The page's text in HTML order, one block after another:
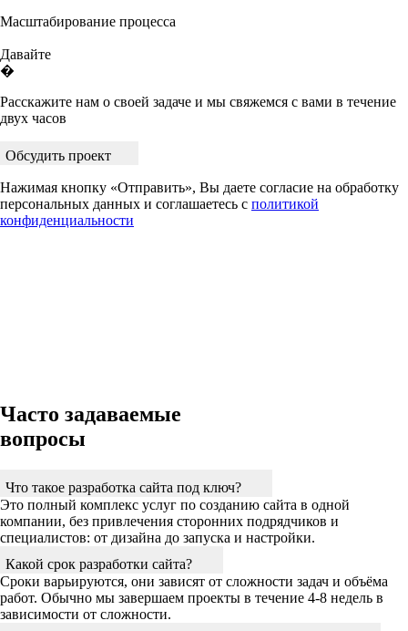
Масштабирование процесса
Давайте
�
Расскажите нам о своей задаче и мы свяжемся с вами в течение
двух часов
Обсудить проект
Нажимая кнопку «Отправить», Вы даете согласие на обработку
персональных данных и соглашаетесь с политикой
конфиденциальности
Часто задаваемые
вопросы
Что такое разработка сайта под ключ?
Это полный комплекс услуг по созданию сайта в одной
компании, без привлечения сторонних подрядчиков и
специалистов: от дизайна до запуска и настройки.
Какой срок разработки сайта?
Сроки варьируются, они зависят от сложности задач и объёма
работ. Обычно мы завершаем проекты в течение 4-8 недель в
зависимости от сложности.